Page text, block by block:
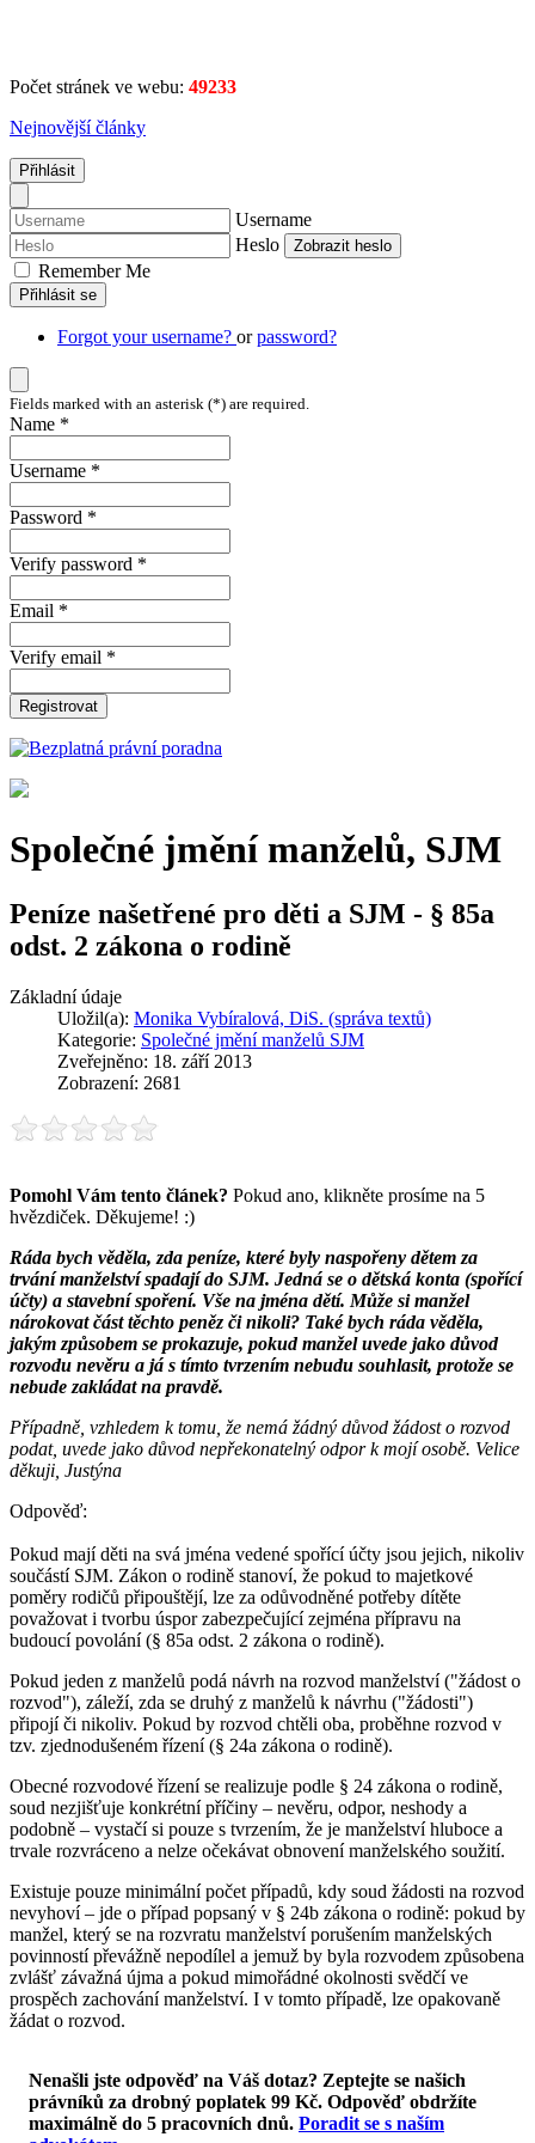
Počet stránek ve webu: 49233
Nejnovější články
Přihlásit
Username
Heslo
Zobrazit heslo
Remember Me
Přihlásit se
Forgot your username? orpassword?
Fields marked with an asterisk (*) are required.
Name *
Username *
Password *
Verify password *
Email *
Verify email *
Registrovat
Společné jmění manželů, SJM
Peníze našetřené pro děti a SJM - § 85a
odst. 2 zákona o rodině
Základní údaje
Uložil(a): Monika Vybíralová, DiS. (správa textů)
Kategorie: Společné jmění manželů SJM
Zveřejněno: 18. září 2013
Zobrazení: 2681
Pomohl Vám tento článek? Pokud ano, klikněte prosíme na 5
hvězdiček. Děkujeme! :)
Ráda bych věděla, zda peníze, které byly naspořeny dětem za
trvání manželství spadají do SJM. Jedná se o dětská konta (spořící
účty) a stavební spoření. Vše na jména dětí. Může si manžel
nárokovat část těchto peněz či nikoli? Také bych ráda věděla,
jakým způsobem se prokazuje, pokud manžel uvede jako důvod
rozvodu nevěru a já s tímto tvrzením nebudu souhlasit, protože se
nebude zakládat na pravdě.
Případně, vzhledem k tomu, že nemá žádný důvod žádost o rozvod
podat, uvede jako důvod nepřekonatelný odpor k mojí osobě. Velice
děkuji, Justýna
Odpověď:
Pokud mají děti na svá jména vedené spořící účty jsou jejich, nikoliv
součástí SJM. Zákon o rodině stanoví, že pokud to majetkové
poměry rodičů připouštějí, lze za odůvodněné potřeby dítěte
považovat i tvorbu úspor zabezpečující zejména přípravu na
budoucí povolání (§ 85a odst. 2 zákona o rodině).
Pokud jeden z manželů podá návrh na rozvod manželství ("žádost o
rozvod"), záleží, zda se druhý z manželů k návrhu ("žádosti")
připojí či nikoliv. Pokud by rozvod chtěli oba, proběhne rozvod v
tzv. zjednodušeném řízení (§ 24a zákona o rodině).
Obecné rozvodové řízení se realizuje podle § 24 zákona o rodině,
soud nezjišťuje konkrétní příčiny – nevěru, odpor, neshody a
podobně – vystačí si pouze s tvrzením, že je manželství hluboce a
trvale rozvráceno a nelze očekávat obnovení manželského soužití.
Existuje pouze minimální počet případů, kdy soud žádosti na rozvod
nevyhoví – jde o případ popsaný v § 24b zákona o rodině: pokud by
manžel, který se na rozvratu manželství porušením manželských
povinností převážně nepodílel a jemuž by byla rozvodem způsobena
zvlášť závažná újma a pokud mimořádné okolnosti svědčí ve
prospěch zachování manželství. I v tomto případě, lze opakovaně
žádat o rozvod.
Nenašli jste odpověď na Váš dotaz? Zeptejte se našich
právníků za drobný poplatek 99 Kč. Odpověď obdržíte
maximálně do 5 pracovních dnů. Poradit se s naším